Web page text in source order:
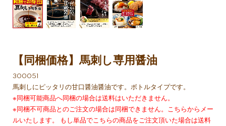
【同梱価格】馬刺し専用醤油
300051
馬刺しにピッタリの甘口醤油醤油です。ボトルタイプです。
※同梱可能商品へ同梱の場合は送料はいただきません。
※同梱不可商品とのご注文の場合は同梱できません。こちらからメー
ルいたします。 もし単品でこちらの商品をご注文頂いた場合は送料